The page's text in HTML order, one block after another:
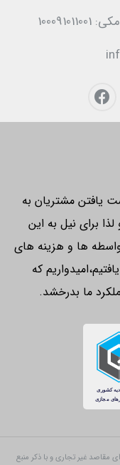
100091011001
یافتن مشتریان به
برای نیل به این
ها و هزینه های
که
ما بدرخشد.
مقاصد غیر تجاری و با ذکر منبع